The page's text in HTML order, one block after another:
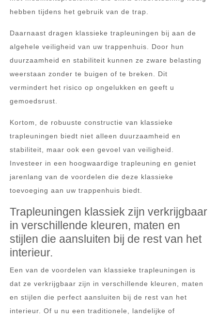
hebben tijdens het gebruik van de trap.
Daarnaast dragen klassieke trapleuningen bij aan de
algehele veiligheid van uw trappenhuis. Door hun
duurzaamheid en stabiliteit kunnen ze zware belasting
weerstaan ​​zonder te buigen of te breken. Dit
vermindert het risico op ongelukken en geeft u
gemoedsrust.
Kortom, de robuuste constructie van klassieke
trapleuningen biedt niet alleen duurzaamheid en
stabiliteit, maar ook een gevoel van veiligheid.
Investeer in een hoogwaardige trapleuning en geniet
jarenlang van de voordelen die deze klassieke
toevoeging aan uw trappenhuis biedt.
Trapleuningen klassiek zijn verkrijgbaar
in verschillende kleuren, maten en
stijlen die aansluiten bij de rest van het
interieur.
Een van de voordelen van klassieke trapleuningen is
dat ze verkrijgbaar zijn in verschillende kleuren, maten
en stijlen die perfect aansluiten bij de rest van het
interieur. Of u nu een traditionele, landelijke of